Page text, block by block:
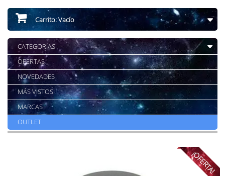
Carrito:Vacío
CATEGORÍAS
OFERTAS
NOVEDADES
MÁS VISTOS
MARCAS
OUTLET
¡OFERTA!